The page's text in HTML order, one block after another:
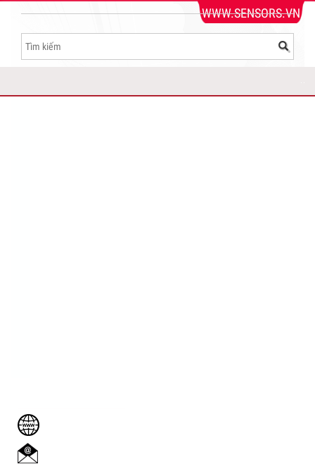
WWW.SENSORS.VN